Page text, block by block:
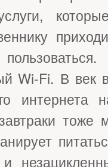
Wi-Fi. В век
тоже